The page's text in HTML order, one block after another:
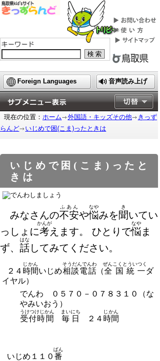
検索
Foreign Languages 音声読み上げ
現在の位置： ホーム 外国語・キッズその他
きっず
らんど
いじめで困(こま)ったときは
いじめで困 (こま) ったと
きは
みなさんの不安
ふあん
や悩
なや
みを聞
き
いてい
っしょに考
かんが
えます。 ひとりで悩
なや
ま
ず、 話
はな
してみてください。
２４ 時間
じかん
いじめ相談電話
そうだんでんわ
（全国統一
ぜんこくとういつく
ダ
イヤル）
でんわ
０５７０－０７８３１０
（な
やみいおう）
受付時間
うけつけじかん
毎日
まいにち
２４ 時間
じかん
いじめ１１０番
ばん